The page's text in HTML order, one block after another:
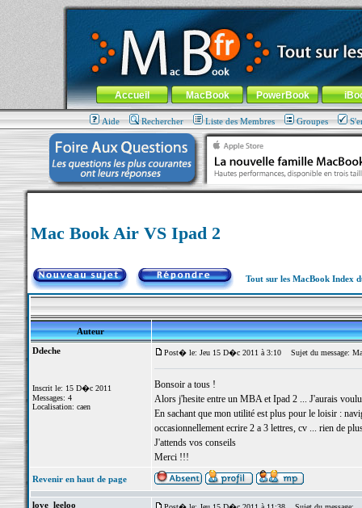
MacBook-fr.com : 100% Apple... 100% nomade !
Aller au contenu-Aller au menu général-Aller au menu de
Menu général
Accueil MacBook PowerBook
Aide Rechercher Liste des Membres Groupes
Mac Book Air VS Ipad 2
Tout sur les MacBook Index
Auteur
Ddeche
Inscrit le: 15 D�c 2011
Messages: 4
Localisation: caen
Post� le: Jeu 15 D�c 2011 à 3:10 Sujet du message:
Bonsoir a tous !
Alors j'hesite entre un MBA et Ipad 2 ... J'aurais
En sachant que mon utilité est plus pour le loisir :
occasionnellement ecrire 2 a 3 lettres, cv ... rien de
J'attends vos conseils
Merci !!!
Revenir en haut de page
love_leeloo